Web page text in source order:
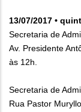
13/07/2017 •
Secretaria de
Av. Presidente
às 12h.
Secretaria de
Rua Pastor